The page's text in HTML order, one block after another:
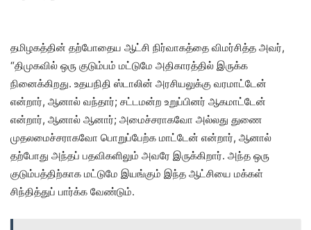
தமிழகத்தின் தற்போதைய ஆட்சி நிர்வாகத்தை விமர்சித்த அவர்,
“திமுகவில் ஒரு குடும்பம் மட்டுமே அதிகாரத்தில் இருக்க
நினைக்கிறது. உதயநிதி ஸ்டாலின் அரசியலுக்கு வரமாட்டேன்
என்றார், ஆனால் வந்தார்; சட்டமன்ற உறுப்பினர் ஆகமாட்டேன்
என்றார், ஆனால் ஆனார்; அமைச்சராகவோ அல்லது துணை
முதலமைச்சராகவோ பொறுப்பேற்க மாட்டேன் என்றார், ஆனால்
தற்போது அந்தப் பதவிகளிலும் அவரே இருக்கிறார். அந்த ஒரு
குடும்பத்திற்காக மட்டுமே இயங்கும் இந்த ஆட்சியை மக்கள்
சிந்தித்துப் பார்க்க வேண்டும்.